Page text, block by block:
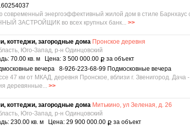
энергоэффективный жилой дом в стиле Барнхаус
ЗАСТРОЙЩИК во всех крупных банк... >>
коттеджи, загородные дома Пронское деревня
Юго-Запад, р-н Одинцовский
70.00 кв. м Цена: 3 500 000.00 Р за объект
вечера 8-926-223-68-99 Подмосковные вечера
47 км от МКАД, деревня Пронское, вблизи г. Звенигород. Дача
деревянные... >>
коттеджи, загородные дома Митькино, ул Зеленая, д. 26
Юго-Запад, р-н Одинцовский
230.00 кв. м Цена: 29 900 000.00 Р за объект